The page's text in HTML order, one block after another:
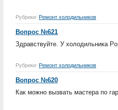
Рубрики: Ремонт холодильников
Вопрос №621
Здравствуйте. У холодильника
Рубрики: Ремонт холодильников
Вопрос №620
Как можно вызвать мастера по